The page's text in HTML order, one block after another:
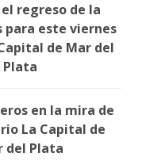
regreso de la
para este viernes
de Mar del
Plata
en la mira de
La Capital de
del Plata